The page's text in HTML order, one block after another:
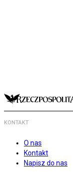
KONTAKT
O nas
Kontakt
Napisz do nas